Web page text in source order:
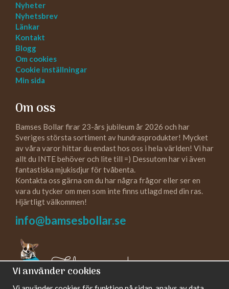
Nyheter
Nyhetsbrev
Länkar
Kontakt
Blogg
Om cookies
Cookie inställningar
Min sida
Om oss
Bamses Bollar firar 23-års jubileum år 2026 och har
Sveriges största sortiment av hundrasprodukter! Mycket
av våra varor hittar du endast hos oss i hela världen! Vi har
allt du INTE behöver och lite till =) Dessutom har vi även
fantastiska mjukisdjur för tvåbenta.
Kontakta oss gärna om du har några frågor eller ser en
vara du tycker om men som inte finns utlagd med din ras.
Hjärtligt välkommen!
info@bamsesbollar.se
Följ oss gärna!
Vi använder cookies